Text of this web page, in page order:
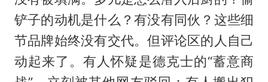
铲子的动机是什么？有没有同伙？这些细
节品牌始终没有交代。但评论区的人自己
动起来了。有人怀疑是德克士的“蓄意商